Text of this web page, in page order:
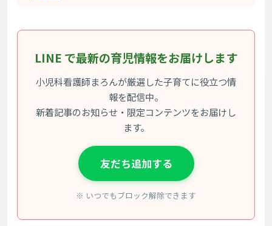
LINE で最新の育児情報をお届けします
小児科看護師まろんが厳選した子育てに役立つ情
報を配信中。
新着記事のお知らせ・限定コンテンツをお届けし
ます。
友だち追加する
※ いつでもブロック解除できます